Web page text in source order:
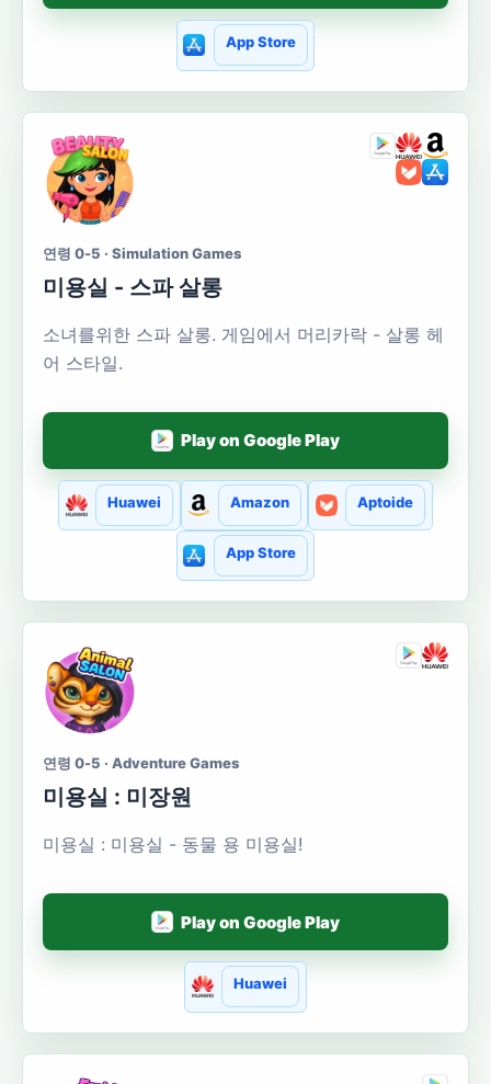
App Store
연령 0-5 · Simulation Games
미용실 - 스파 살롱
소녀를위한 스파 살롱. 게임에서 머리카락 - 살롱 헤
어 스타일.
Play on Google Play
Huawei Amazon Aptoide
App Store
연령 0-5 · Adventure Games
미용실 : 미장원
미용실 : 미용실 - 동물 용 미용실!
Play on Google Play
Huawei